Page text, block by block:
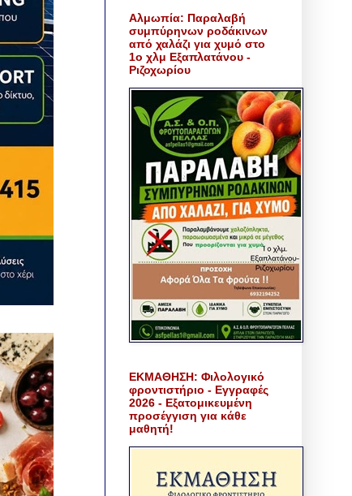
Αλμωπία: Παραλαβή
συμπύρηνων ροδάκινων
από χαλάζι για χυμό στο
1ο χλμ Εξαπλατάνου -
Ριζοχωρίου
ΕΚΜΑΘΗΣΗ: Φιλολογικό
φροντιστήριο - Εγγραφές
2026 - Εξατομικευμένη
προσέγγιση για κάθε
μαθητή!